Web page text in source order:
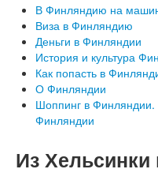
В Финляндию на
Виза в Финляндию
Деньги в Финляндии
История и культура
Как попасть в
О Финляндии
Шоппинг в Финляндии.
Финляндии
ИзХельсинки